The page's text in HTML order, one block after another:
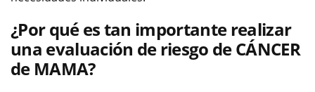
¿Por qué es tan importante realizar
una evaluación de riesgo de CÁNCER
de MAMA?